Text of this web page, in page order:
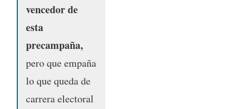
vencedor de
esta
precampaña,
pero que empaña
lo que queda de
carrera electoral